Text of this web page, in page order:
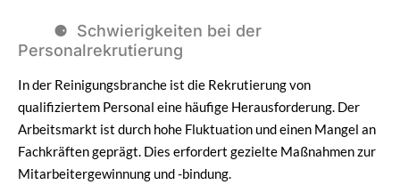
Schwierigkeiten bei der
Personalrekrutierung
In der Reinigungsbranche ist die Rekrutierung von
qualifiziertem Personal eine häufige Herausforderung. Der
Arbeitsmarkt ist durch hohe Fluktuation und einen Mangel an
Fachkräften geprägt. Dies erfordert gezielte Maßnahmen zur
Mitarbeitergewinnung und -bindung.